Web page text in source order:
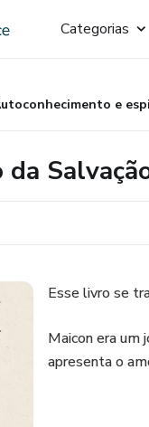
Categorias
e
Esse livro se
Maicon era um
apresenta o